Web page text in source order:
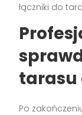
łączniki do
tarasu
Po